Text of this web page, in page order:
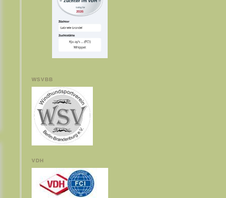
WSVBB
VDH